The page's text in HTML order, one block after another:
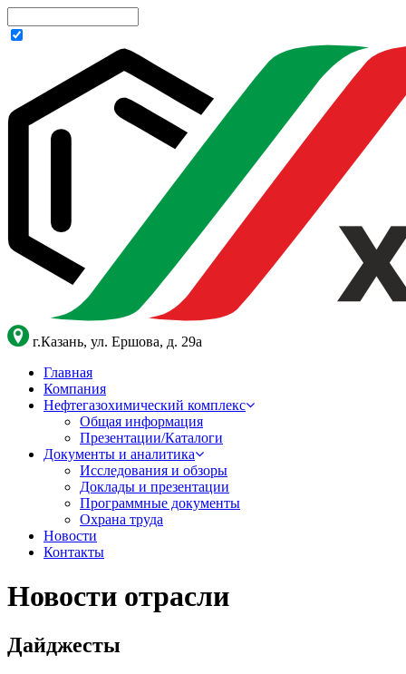
г.Казань, ул. Ершова, д. 29а
Главная
Компания
Нефтегазохимический комплекс
Общая информация
Презентации/Каталоги
Документы и аналитика
Исследования и обзоры
Доклады и презентации
Программные документы
Охрана труда
Новости
Контакты
Новости отрасли
Дайджесты